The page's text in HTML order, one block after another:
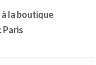
à la boutique
Paris